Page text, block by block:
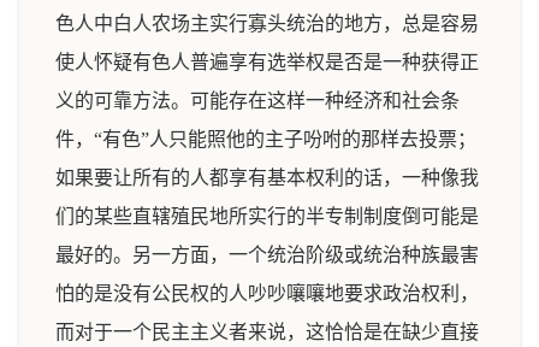
色人中白人农场主实行寡头统治的地方，总是容易
使人怀疑有色人普遍享有选举权是否是一种获得正
义的可靠方法。可能存在这样一种经济和社会条
件，“有色”人只能照他的主子吩咐的那样去投票；
如果要让所有的人都享有基本权利的话，一种像我
们的某些直辖殖民地所实行的半专制制度倒可能是
最好的。另一方面，一个统治阶级或统治种族最害
怕的是没有公民权的人吵吵嚷嚷地要求政治权利，
而对于一个民主主义者来说，这恰恰是在缺少直接